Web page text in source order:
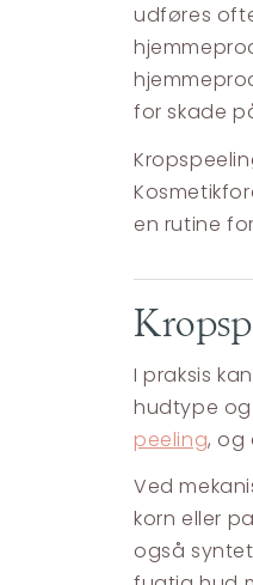
udføres
for skade
en rutine
I praksis
hudtype
peeling, og
Ved
korn eller
også